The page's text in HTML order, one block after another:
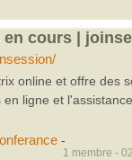
cours |
online et offre des
ligne et
-
1 membre -